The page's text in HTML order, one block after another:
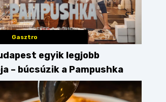
Gasztro
egyik legjobb
– búcsúzik a Pampushka